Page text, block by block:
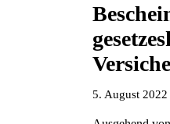
5. August 2022